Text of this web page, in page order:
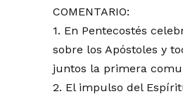
COMENTARIO:
1. En Pentecostés
sobre los Apóstoles y
juntos la primera
2. El impulso del